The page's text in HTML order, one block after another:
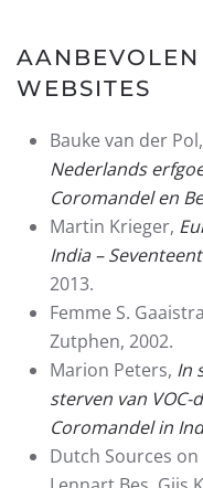
WEBSITES
Bauke van der Pol,
Nederlands
Coromandel en
Martin Krieger,
India –
2013.
Femme S.
Zutphen, 2002.
Marion Peters, In
sterven van
Coromandel in
Dutch Sources on